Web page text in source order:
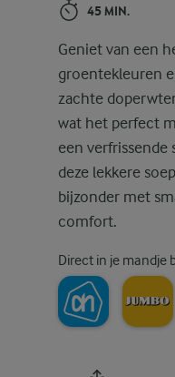
45 MIN.
Geniet van een
groentekleuren
zachte
wat het perfect
een verfrissende
deze lekkere
bijzonder met
comfort.
Direct in je mandje